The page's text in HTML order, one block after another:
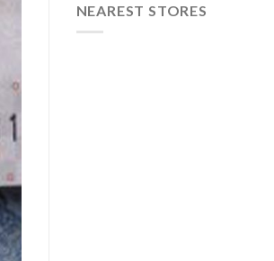
NEAREST STORES